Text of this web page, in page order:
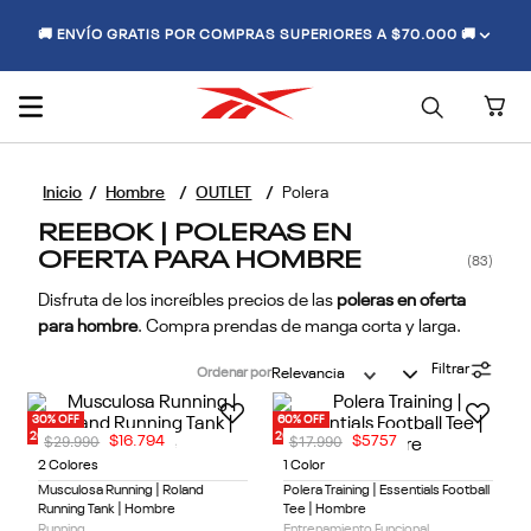
🚚 ENVÍO GRATIS POR COMPRAS SUPERIORES A $70.000 🚚
Hombre OUTLET Polera
REEBOK | POLERAS EN
OFERTA PARA HOMBRE 83
Disfruta de los increíbles precios de laspoleras en oferta
para hombre. Compra prendas de manga corta y larga.
Ordenar porRelevancia Filtrar
30% OFF
20% OFF EXTRA
2 Colores
Musculosa Running | Roland
Running Tank | Hombre
$29.990 $ 16.794
60% OFF
20% OFF EXTRA
1 Color
Polera Training | Essentials Football
Tee | Hombre
$17.990 $5757